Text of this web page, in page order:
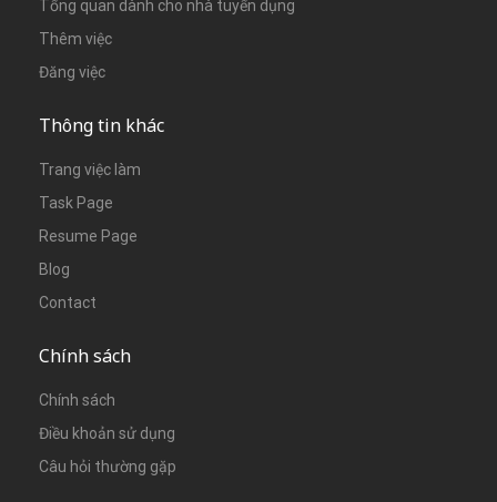
Tổng quan dành cho nhà tuyển dụng
Thêm việc
Đăng việc
Thông tin khác
Trang việc làm
Task Page
Resume Page
Blog
Contact
Chính sách
Chính sách
Điều khoản sử dụng
Câu hỏi thường gặp